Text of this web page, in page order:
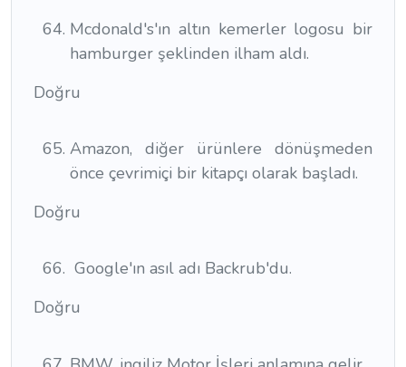
Mcdonald's'ın altın kemerler logosu bir
hamburger şeklinden ilham aldı.
Doğru
Amazon, diğer ürünlere dönüşmeden
önce çevrimiçi bir kitapçı olarak başladı.
Doğru
Google'ın asıl adı Backrub'du.
Doğru